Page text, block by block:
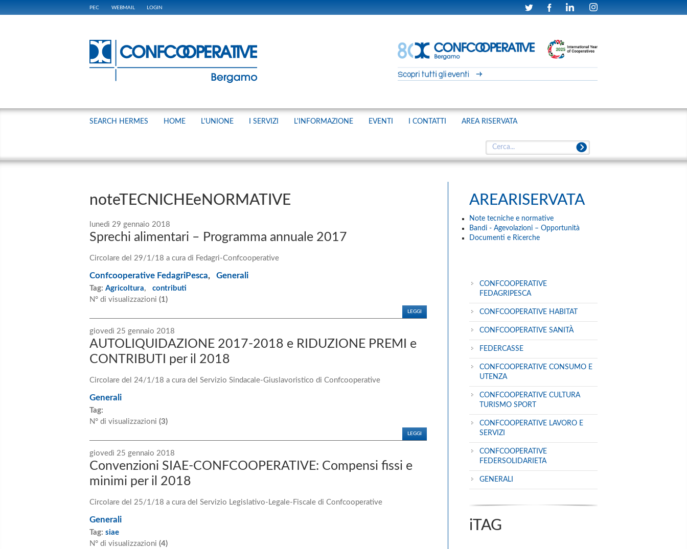
PEC WEBMAIL LOGIN
SEARCH HERMES HOME L'UNIONE I SERVIZI L'INFORMAZIONE EVENTI I CONTATTI AREA RISERVATA
noteTECNICHEeNORMATIVE
lunedì 29 gennaio 2018
Sprechi alimentari – Programma annuale 2017
Circolare del 29/1/18 a cura di Fedagri-Confcooperative
Confcooperative FedagriPesca, Generali
Tag: Agricoltura, contributi
N° di visualizzazioni (1)
LEGGI
giovedì 25 gennaio 2018
AUTOLIQUIDAZIONE 2017-2018 e RIDUZIONE PREMI e
CONTRIBUTI per il 2018
Circolare del 24/1/18 a cura del Servizio Sindacale-Giuslavoristico di Confcooperative
Generali
Tag:
N° di visualizzazioni (3)
LEGGI
giovedì 25 gennaio 2018
Convenzioni SIAE-CONFCOOPERATIVE: Compensi fissi e
minimi per il 2018
Circolare del 25/1/18 a cura del Servizio Legislativo-Legale-Fiscale di Confcooperative
Generali
Tag: siae
N° di visualizzazioni (4)
AREARISERVATA
Note tecniche e normative
Bandi - Agevolazioni – Opportunità
Documenti e Ricerche
CONFCOOPERATIVE
FEDAGRIPESCA
CONFCOOPERATIVE HABITAT
CONFCOOPERATIVE SANITÀ
FEDERCASSE
CONFCOOPERATIVE CONSUMO E
UTENZA
CONFCOOPERATIVE CULTURA
TURISMO SPORT
CONFCOOPERATIVE LAVORO E
SERVIZI
CONFCOOPERATIVE
FEDERSOLIDARIETA
GENERALI
iTAG